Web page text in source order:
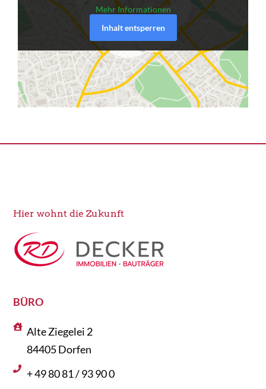
Mehr Informationen
Inhalt entsperren
Hier wohnt die Zukunft
BÜRO
Alte Ziegelei 2
84405 Dorfen
+ 49 80 81 / 93 90 0